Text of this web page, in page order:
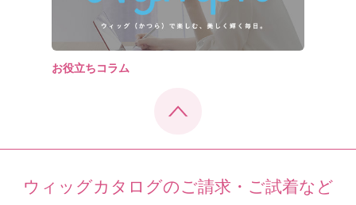
お役立ちコラム
ウィッグカタログのご請求・ご試着など